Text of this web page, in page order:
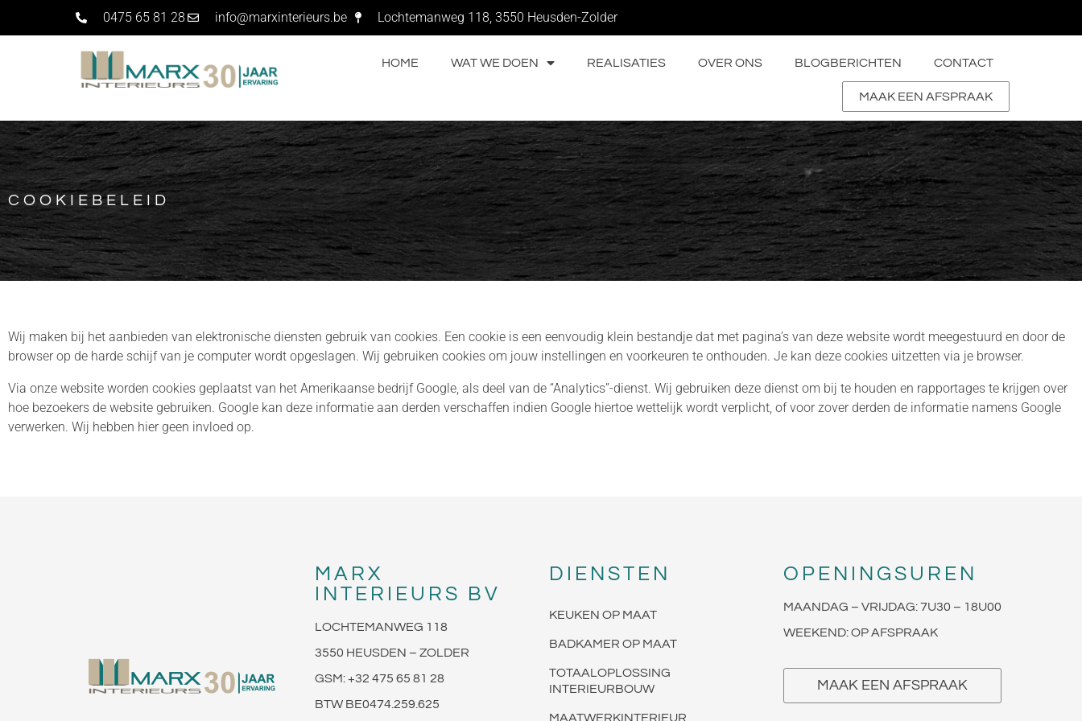
0475 65 81 28 info@marxinterieurs.be Lochtemanweg 118, 3550 Heusden-Zolder
HOME WAT WE DOEN REALISATIES OVER ONS BLOGBERICHTEN CONTACT
MAAK EEN AFSPRAAK
COOKIEBELEID
Wij maken bij het aanbieden van elektronische diensten gebruik van cookies. Een cookie is een eenvoudig klein bestandje dat met pagina’s van deze website wordt meegestuurd en door de
browser op de harde schijf van je computer wordt opgeslagen. Wij gebruiken cookies om jouw instellingen en voorkeuren te onthouden. Je kan deze cookies uitzetten via je browser.
Via onze website worden cookies geplaatst van het Amerikaanse bedrijf Google, als deel van de “Analytics”-dienst. Wij gebruiken deze dienst om bij te houden en rapportages te krijgen over
hoe bezoekers de website gebruiken. Google kan deze informatie aan derden verschaffen indien Google hiertoe wettelijk wordt verplicht, of voor zover derden de informatie namens Google
verwerken. Wij hebben hier geen invloed op.
MARX
INTERIEURS BV
LOCHTEMANWEG 118
3550 HEUSDEN – ZOLDER
GSM: +32 475 65 81 28
BTW BE0474.259.625
DIENSTEN
KEUKEN OP MAAT
BADKAMER OP MAAT
TOTAALOPLOSSING
INTERIEURBOUW
MAATWERKINTERIEUR
OPENINGSUREN
MAANDAG – VRIJDAG: 7U30 – 18U00
WEEKEND: OP AFSPRAAK
MAAK EEN AFSPRAAK